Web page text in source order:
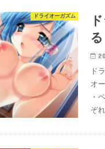
ドライオーガズム
る
ド
オ
・
ぞ